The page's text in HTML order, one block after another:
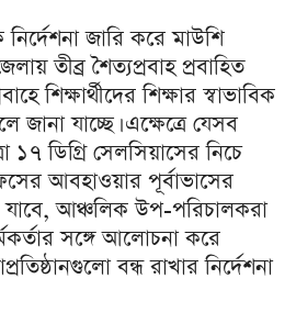
জারি করে মাউশি
তীব্র শৈত্যপ্রবাহ প্রবাহিত
শিক্ষার্থীদের শিক্ষার স্বাভাবিক
জানা যাচ্ছে। এক্ষেত্রে যেসব
১৭ ডিগ্রি সেলসিয়াসের নিচে
আবহাওয়ার পূর্বাভাসের
যাবে, আঞ্চলিক উপ-পরিচালকরা
সঙ্গে আলোচনা করে
বন্ধ রাখার নির্দেশনা